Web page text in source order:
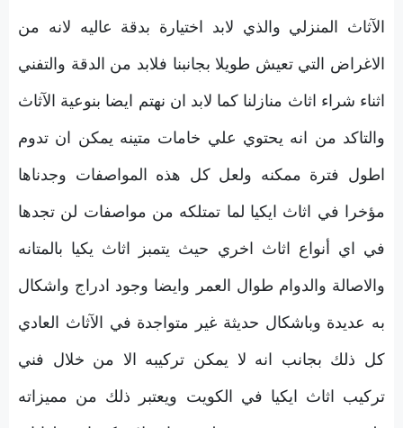
الآثاث المنزلي والذي لابد اختيارة بدقة عاليه لانه من
الاغراض التي تعيش طويلا بجانبنا فلابد من الدقة والتفني
اثناء شراء اثاث منازلنا كما لابد ان نهتم ايضا بنوعية الآثاث
والتاكد من انه يحتوي علي خامات متينه يمكن ان تدوم
اطول فترة ممكنه ولعل كل هذه المواصفات وجدناها
مؤخرا في اثاث ايكيا لما تمتلكه من مواصفات لن تجدها
في اي أنواع اثاث اخري حيث يتمبز اثاث يكيا بالمتانه
والاصالة والدوام طوال العمر وايضا وجود ادراج واشكال
به عديدة وباشكال حديثة غير متواجدة في الآثاث العادي
كل ذلك بجانب انه لا يمكن تركيبه الا من خلال فني
تركيب اثاث ايكيا في الكويت ويعتبر ذلك من مميزاته